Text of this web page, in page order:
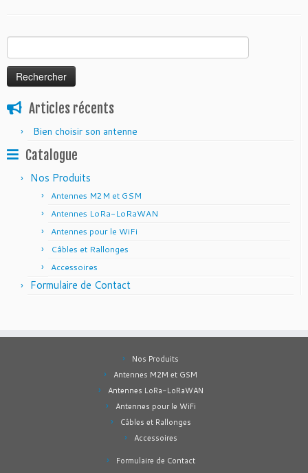
Articles récents
Bien choisir son antenne
Catalogue
Nos Produits
Antennes M2M et GSM
Antennes LoRa-LoRaWAN
Antennes pour le WiFi
Câbles et Rallonges
Accessoires
Formulaire de Contact
Nos Produits
Antennes M2M et GSM
Antennes LoRa-LoRaWAN
Antennes pour le WiFi
Câbles et Rallonges
Accessoires
Formulaire de Contact